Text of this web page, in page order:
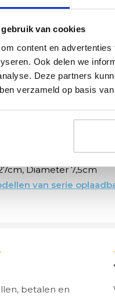
van cookies
content en
Ook delen we
Deze partners
verzameld op basis
toevoeging
meegaat.
design is dé
sfeervolle
voor liefhebbers
en
Diameter 7,5cm
van serie
betalen en